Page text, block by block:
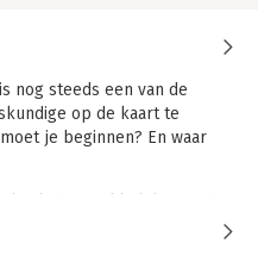
nog steeds een van de
op de kaart te
je beginnen? En waar
een goede voorbereiding
idee bedenkt, hoe je een